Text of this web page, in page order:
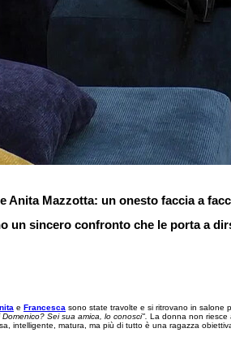
Anita Mazzotta: un onesto faccia a
un sincero confronto che le porta a
e Francesca sono state travolte e si ritrovano in salone
Sei sua amica, lo conosci". La donna non riesce
intelligente, matura, ma più di tutto è una ragazza